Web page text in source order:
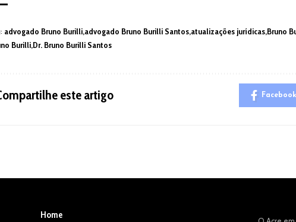
advogado Bruno Burilli advogado Bruno Burilli Santos atualizações jurídicas Bruno
Burilli Dr. Bruno Burilli Santos
este artigo Facebook
Home